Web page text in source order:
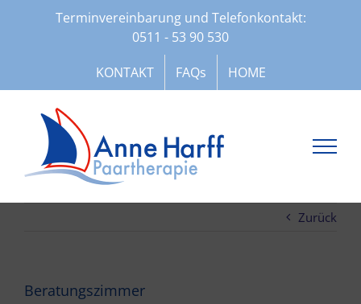
Terminvereinbarung und Telefonkontakt:
0511 - 53 90 530
KONTAKT FAQs HOME
Zurück
Beratungszimmer